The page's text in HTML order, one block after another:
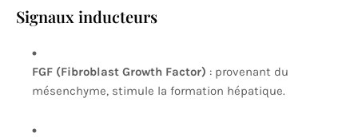
Signaux inducteurs
FGF (Fibroblast Growth Factor) : provenant du
mésenchyme, stimule la formation hépatique.